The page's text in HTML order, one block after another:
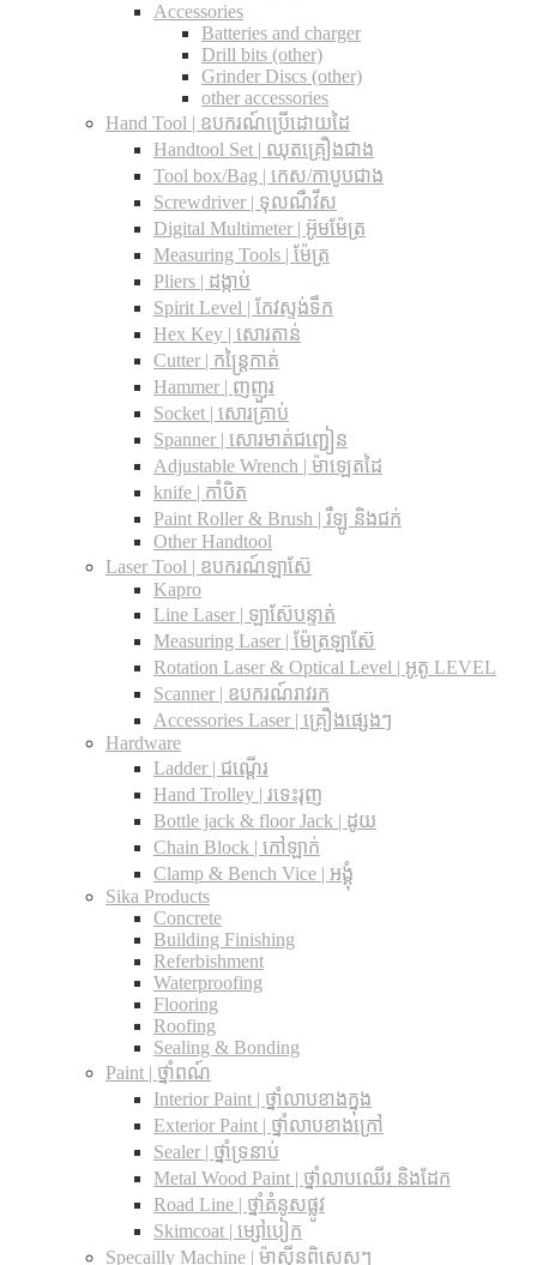
Accessories
Batteries and charger
Drill bits (other)
Grinder Discs (other)
other accessories
Hand Tool | ឧបករណ៍ប្រើដោយដៃ
Handtool Set | ឈុតគ្រឿងជាង
Tool box/Bag | កេស/កាបូបជាង
Screwdriver | ទុលណឺវីស
Digital Multimeter | អ៊ូមម៉ែត្រ
Measuring Tools | ម៉ែត្រ
Pliers | ដង្កាប់
Spirit Level | កែវស្ទង់ទឹក
Hex Key | សោរតាន់
Cutter | កន្រ្តៃកាត់
Hammer | ញញួរ
Socket | សោរគ្រាប់
Spanner |​ សោរមាត់ជញ្ជៀន
Adjustable Wrench |​ ម៉ាឡេតដៃ
knife | កាំបិត
Paint Roller & Brush | រឺឡូ និងជក់
Other Handtool
Laser Tool | ឧបករណ៍ឡាស៊ែ
Kapro
Line Laser | ឡាស៊ែបន្ទាត់
Measuring Laser | ម៉ែត្រឡាស៊ែ
Rotation Laser & Optical Level | អូតូ LEVEL
Scanner | ឧបករណ៍រាវរក
Accessories Laser | គ្រឿងផ្សេងៗ
Hardware
Ladder | ជណ្តើរ
Hand Trolley | រទេះរុញ
Bottle jack & floor Jack​ | ដូយ
Chain Block | កៅឡាក់
Clamp & Bench Vice | អង្គុំ
Sika Products
Concrete
Building Finishing
Referbishment
Waterproofing
Flooring
Roofing
Sealing & Bonding
Paint | ថ្នាំពណ៍
Interior Paint | ថ្នាំលាបខាងក្នុង
Exterior Paint | ថ្នាំលាបខាងក្រៅ
Sealer | ថ្នាំទ្រនាប់
Metal Wood Paint | ថ្នាំលាបឈើរ និងដែក
Road Line | ថ្នាំគំនូសផ្លូវ
Skimcoat | ម្សៅបៀក
Specailly Machine | ម៉ាស៊ីនពិសេសៗ